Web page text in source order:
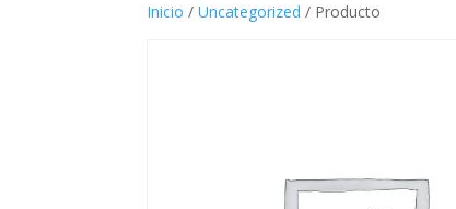
Inicio /Uncategorized / Producto